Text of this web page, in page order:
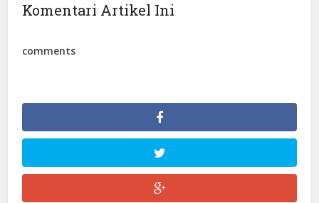
Komentari Artikel Ini
comments